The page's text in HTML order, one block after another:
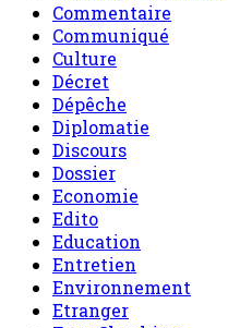
Commentaire
Communiqué
Culture
Décret
Dépêche
Diplomatie
Discours
Dossier
Economie
Edito
Education
Entretien
Environnement
Etranger